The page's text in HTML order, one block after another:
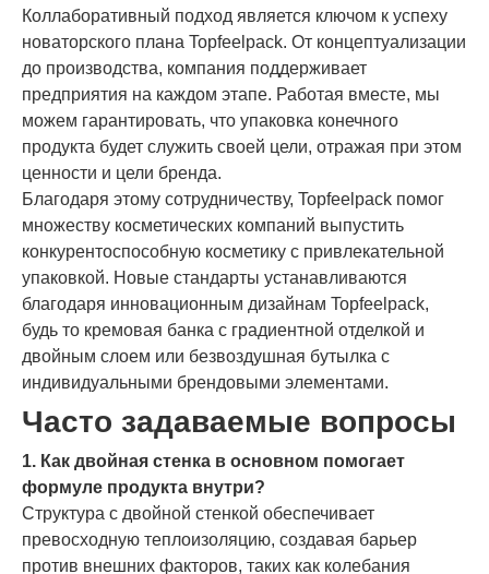
Коллаборативный подход является ключом к успеху
новаторского плана Topfeelpack. От концептуализации
до производства, компания поддерживает
предприятия на каждом этапе. Работая вместе, мы
можем гарантировать, что упаковка конечного
продукта будет служить своей цели, отражая при этом
ценности и цели бренда.
Благодаря этому сотрудничеству, Topfeelpack помог
множеству косметических компаний выпустить
конкурентоспособную косметику с привлекательной
упаковкой. Новые стандарты устанавливаются
благодаря инновационным дизайнам Topfeelpack,
будь то кремовая банка с градиентной отделкой и
двойным слоем или безвоздушная бутылка с
индивидуальными брендовыми элементами.
Часто задаваемые вопросы
1. Как двойная стенка в основном помогает
формуле продукта внутри?
Структура с двойной стенкой обеспечивает
превосходную теплоизоляцию, создавая барьер
против внешних факторов, таких как колебания